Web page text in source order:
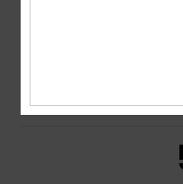
Color: 4/5